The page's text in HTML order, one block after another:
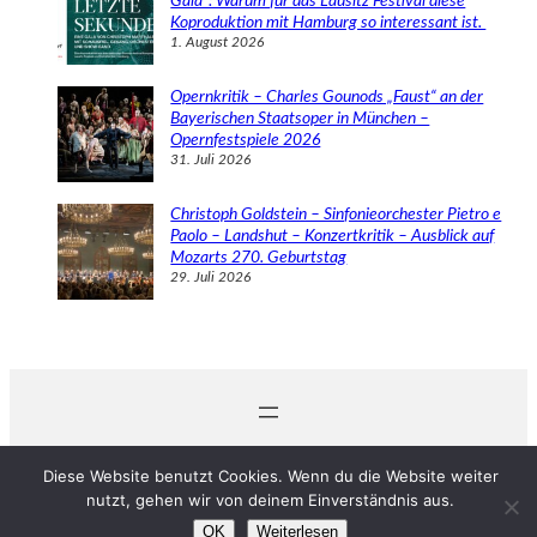
Koproduktion mit Hamburg so interessant ist.
1. August 2026
Opernkritik – Charles Gounods „Faust“ an der
Bayerischen Staatsoper in München –
Opernfestspiele 2026
31. Juli 2026
Christoph Goldstein – Sinfonieorchester Pietro e
Paolo – Landshut – Konzertkritik – Ausblick auf
Mozarts 270. Geburtstag
29. Juli 2026
Diese Website benutzt Cookies. Wenn du die Website weiter
nutzt, gehen wir von deinem Einverständnis aus.
OK Weiterlesen